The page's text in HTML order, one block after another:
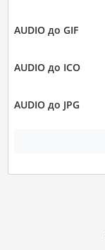
AUDIO до GIF
AUDIO до ICO
AUDIO до JPG